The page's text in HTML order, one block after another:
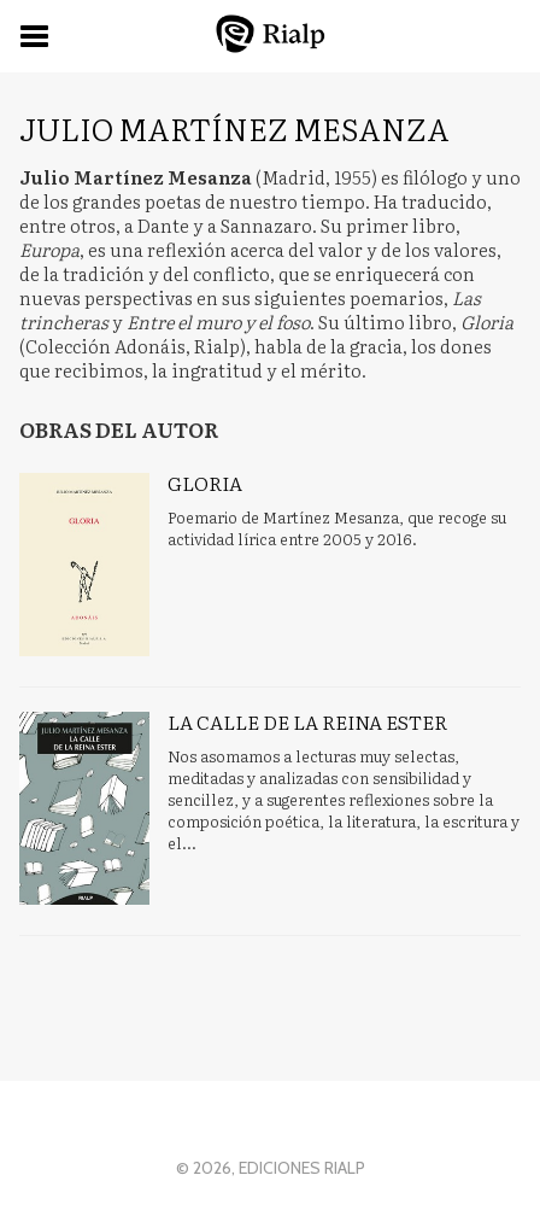
JULIO MARTÍNEZ MESANZA
Julio Martínez Mesanza(Madrid, 1955) es filólogo y uno
de los grandes poetas de nuestro tiempo. Ha traducido,
entre otros, a Dante y a Sannazaro. Su primer libro,
Europa, es una reflexión acerca del valor y de los valores,
de la tradición y del conflicto, que se enriquecerá con
nuevas perspectivas en sus siguientes poemarios, Las
trincherasyEntre el muro y el foso. Su último libro, Gloria
(Colección Adonáis, Rialp), habla de la gracia, los dones
que recibimos, la ingratitud y el mérito.
OBRAS DEL AUTOR
GLORIA
Poemario de Martínez Mesanza, que recoge su
actividad lírica entre 2005 y 2016.
LA CALLE DE LA REINA ESTER
Nos asomamos a lecturas muy selectas,
meditadas y analizadas con sensibilidad y
sencillez, y a sugerentes reflexiones sobre la
composición poética, la literatura, la escritura y
el...
© 2026, EDICIONES RIALP